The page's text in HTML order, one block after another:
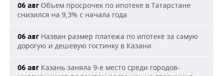
06 авг Объем просрочек по ипотеке в Татарстане
снизился на 9,3% с начала года
06 авг Назван размер платежа по ипотеке за самую
дорогую и дешевую гостинку в Казани
06 авг Казань заняла 9-е место среди городов-